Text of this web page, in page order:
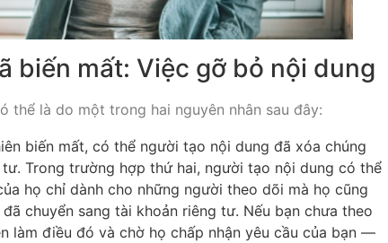
biến mất: Việc gỡ bỏ nội dung
thể là do một trong hai nguyên nhân sau đây:
biến mất, có thể người tạo nội dung đã xóa chúng
Trong trường hợp thứ hai, người tạo nội dung có thể
họ chỉ dành cho những người theo dõi mà họ cũng
chuyển sang tài khoản riêng tư. Nếu bạn chưa theo
làm điều đó và chờ họ chấp nhận yêu cầu của bạn —